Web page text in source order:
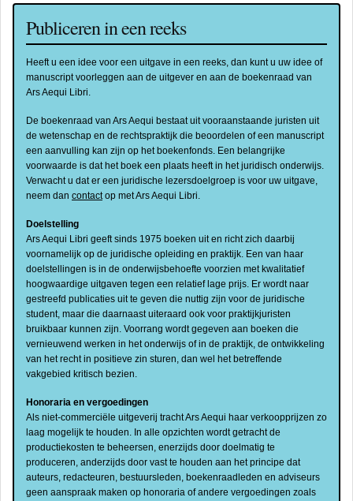
Publiceren in een reeks
Heeft u een idee voor een uitgave in een reeks, dan kunt u uw idee of
manuscript voorleggen aan de uitgever en aan de boekenraad van
Ars Aequi Libri.
De boekenraad van Ars Aequi bestaat uit vooraanstaande juristen uit
de wetenschap en de rechtspraktijk die beoordelen of een manuscript
een aanvulling kan zijn op het boekenfonds. Een belangrijke
voorwaarde is dat het boek een plaats heeft in het juridisch onderwijs.
Verwacht u dat er een juridische lezersdoelgroep is voor uw uitgave,
neem dan contactop met Ars Aequi Libri.
Doelstelling
Ars Aequi Libri geeft sinds 1975 boeken uit en richt zich daarbij
voornamelijk op de juridische opleiding en praktijk. Een van haar
doelstellingen is in de onderwijsbehoefte voorzien met kwalitatief
hoogwaardige uitgaven tegen een relatief lage prijs. Er wordt naar
gestreefd publicaties uit te geven die nuttig zijn voor de juridische
student, maar die daarnaast uiteraard ook voor praktijkjuristen
bruikbaar kunnen zijn. Voorrang wordt gegeven aan boeken die
vernieuwend werken in het onderwijs of in de praktijk, de ontwikkeling
van het recht in positieve zin sturen, dan wel het betreffende
vakgebied kritisch bezien.
Honoraria en vergoedingen
Als niet-commerciële uitgeverij tracht Ars Aequi haar verkoopprijzen zo
laag mogelijk te houden. In alle opzichten wordt getracht de
productiekosten te beheersen, enerzijds door doelmatig te
produceren, anderzijds door vast te houden aan het principe dat
auteurs, redacteuren, bestuursleden, boekenraadleden en adviseurs
geen aanspraak maken op honoraria of andere vergoedingen zoals